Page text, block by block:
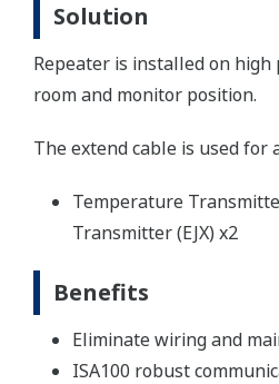
Solution
Repeater is installed on
room and monitor position.
The extend cable is used for
Temperature
Transmitter (EJX) x2
Benefits
Eliminate wiring and
ISA100 robust